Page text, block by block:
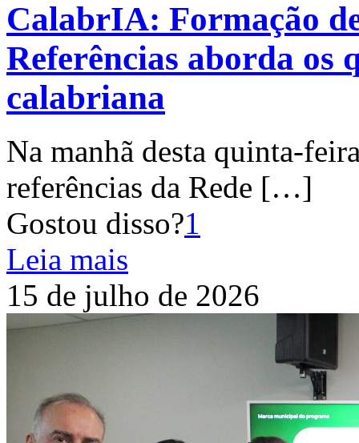
CalabrIA: Formação
Referências aborda os
calabriana
Na manhã desta quinta-
referências da Rede […]
Gostou disso?1
Leia mais
15 de julho de 2026